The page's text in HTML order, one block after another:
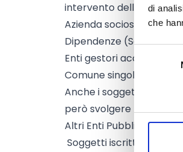
di
che
consenso
intervento dell’Avviso;
Azienda sociosanitaria
Dipendenze (SerD);
Enti gestori accreditati
Comune singolo o
Anche i soggetti
però svolgere la
Altri Enti Pubblici
Soggetti iscritti all’albo